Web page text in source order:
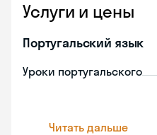
Услуги и цены
Португальский язык
Уроки португальского
Читать дальше